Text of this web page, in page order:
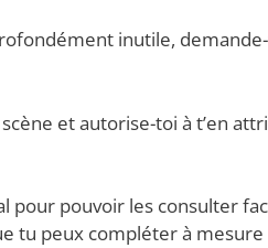
inutile,
et autorise-toi à t’en
pour pouvoir les consulter
tu peux compléter à